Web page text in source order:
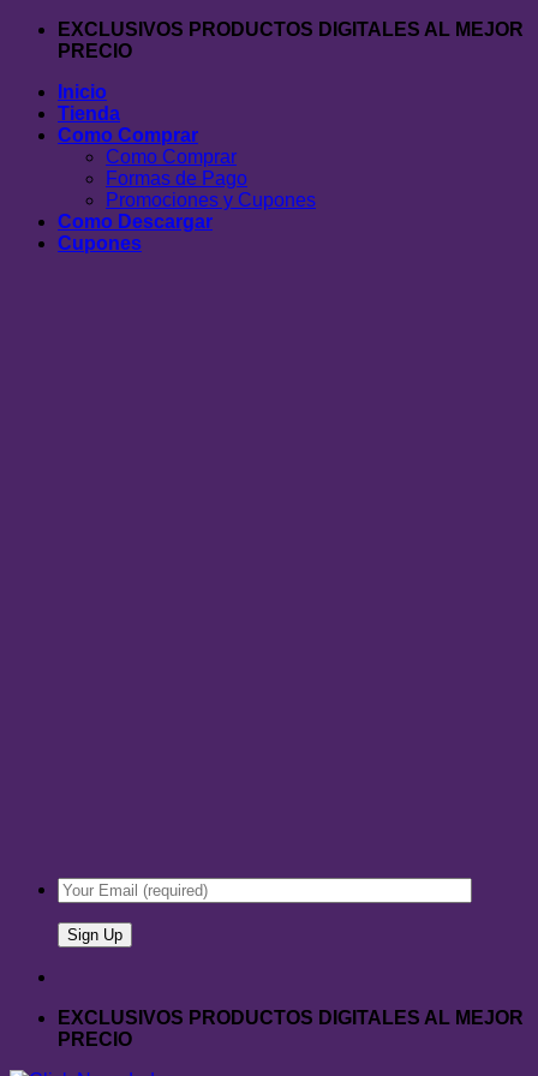
Saltar
EXCLUSIVOS PRODUCTOS DIGITALES AL MEJOR
PRECIO
Inicio
Tienda
Como Comprar
Como Comprar
Formas de Pago
Promociones y Cupones
Como Descargar
Cupones
EXCLUSIVOS PRODUCTOS DIGITALES AL MEJOR
PRECIO